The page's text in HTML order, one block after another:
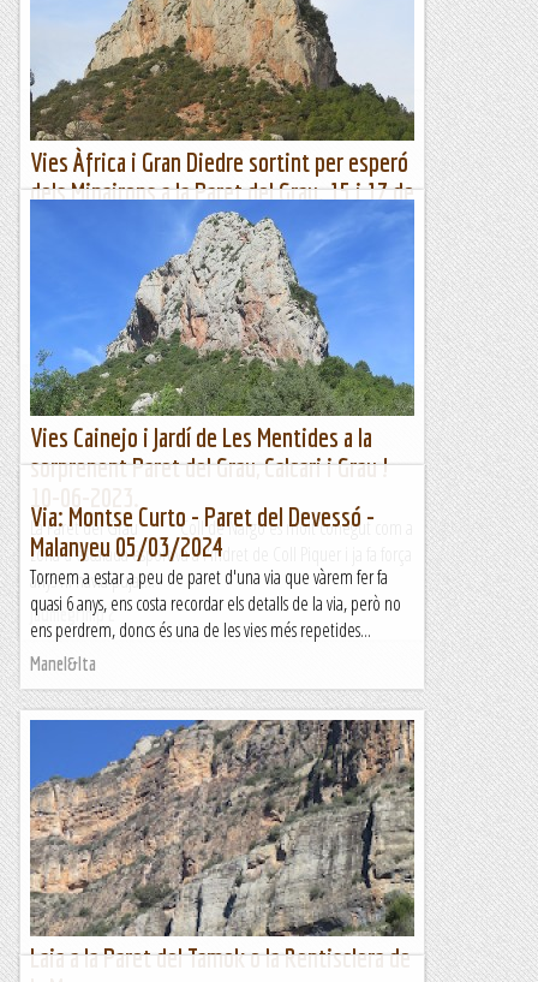
varen triar la linea més lógica de la paret.Potser...
Bloc Empotrat
Vies Àfrica i Gran Diedre sortint per esperó
dels Minairons a la Paret del Grau. 15 i 17 de
La majestuosa Paret del Grau vista des de coll Piquer.
Aprofitant la bona climatologia i orientació de la Paret del
Grau, aquest febrer hi tornem; hi tenim...
Jaumegrimp 2
Vies Cainejo i Jardí de Les Mentides a la
sorprenent Paret del Grau, Calcari i Grau !
La Paret del Grau Coll de Nargó és molt conegut com a
zona d'escalada esportiva a l'indret de Coll Piquer i ja fa força
anys hi havia pujat...
Jaumegrimp 2
Via: Montse Curto - Paret del Devessó -
Malanyeu 05/03/2024
Tornem a estar a peu de paret d'una via que vàrem fer fa
quasi 6 anys, ens costa recordar els detalls de la via, però no
ens perdrem, doncs és una de les vies més repetides...
Manel&Ita
Laia a la Paret del Tamok o la Rentisclera de